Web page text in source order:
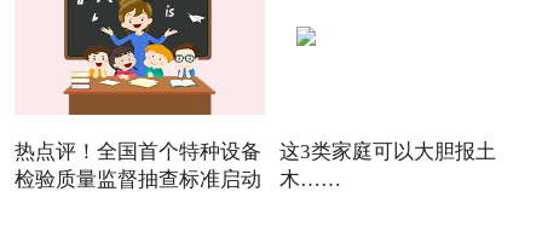
热点评！全国首个特种设备
检验质量监督抽查标准启动
这3类家庭可以大胆报土
木……